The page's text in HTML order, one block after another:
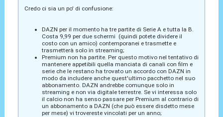
Credo ci sia un po' di confusione:
DAZN per il momento ha tre partite di Serie A e tutta la B.
Costa 9,99 per due schermi (quindi potete dividere il
costo con un amico) contemporanei e trasmette e
trasmetterà solo in streaming;
Premium non ha partite. Per questo motivo nel tentativo di
mantenere appetibili quella manciata di canali con film e
serie che le restano ha trovato un accordo con DAZN in
modo da includere anche quest'ultimo pacchetto nel suo
abbonamento. DAZN andrebbe comunque solo in
streaming e non via digitale terrestre. Se vi interessa solo
il calcio non ha senso passare per Premium al contrario di
un abbonamento a DAZN (che può essere disdetto mese
per mese) vi trovereste vincolati per un anno;